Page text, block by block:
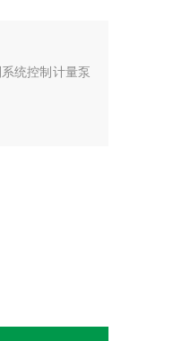
统控制计量泵